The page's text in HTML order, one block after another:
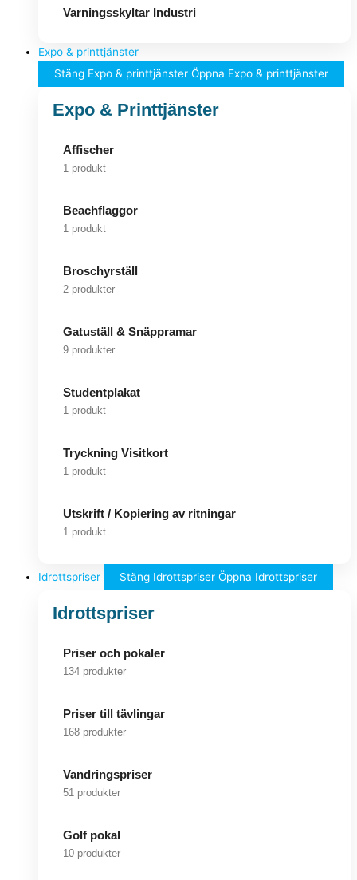
Varningsskyltar Industri
Expo & printtjänster
Stäng Expo & printtjänster Öppna Expo & printtjänster
Expo & Printtjänster
Affischer
1 produkt
Beachflaggor
1 produkt
Broschyrställ
2 produkter
Gatuställ & Snäppramar
9 produkter
Studentplakat
1 produkt
Tryckning Visitkort
1 produkt
Utskrift / Kopiering av ritningar
1 produkt
Idrottspriser Stäng Idrottspriser Öppna Idrottspriser
Idrottspriser
Priser och pokaler
134 produkter
Priser till tävlingar
168 produkter
Vandringspriser
51 produkter
Golf pokal
10 produkter